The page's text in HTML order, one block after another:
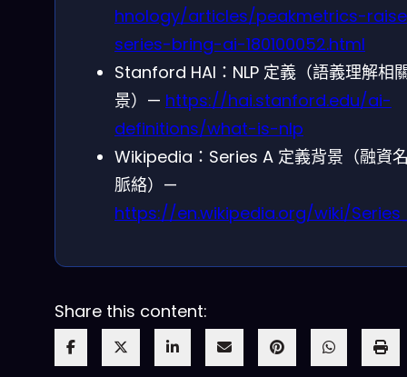
hnology/articles/peakmetrics-
series-bring-ai-180100052.html
Stanford HAI：NLP 定義（語義理解相
景）— https://hai.stanford.edu/ai-
definitions/what-is-nlp
Wikipedia：Series A 定義背景（融資
脈絡）—
https://en.wikipedia.org/wiki/
Share this content: